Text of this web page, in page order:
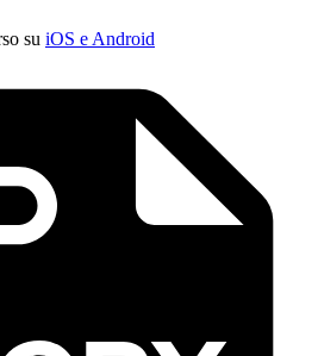
su iOS e Android